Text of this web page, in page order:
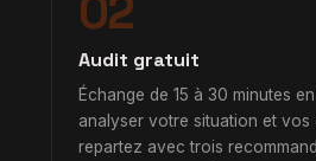
Audit gratuit
Échange de 15 à 30 minutes
analyser votre situation et vos
repartez avec trois